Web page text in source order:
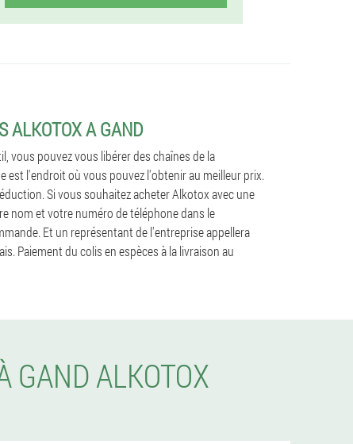
ALKOTOX A GAND
vous pouvez vous libérer des chaînes de la
est l'endroit où vous pouvez l'obtenir au meilleur prix.
Si vous souhaitez acheter Alkotox avec une
nom et votre numéro de téléphone dans le
Et un représentant de l'entreprise appellera
Paiement du colis en espèces à la livraison au
GAND ALKOTOX